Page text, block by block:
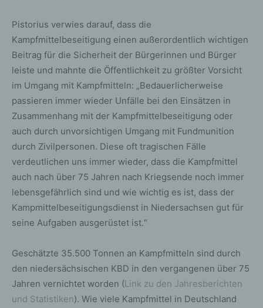
Pistorius verwies darauf, dass die
Kampfmittelbeseitigung einen außerordentlich wichtigen
Beitrag für die Sicherheit der Bürgerinnen und Bürger
leiste und mahnte die Öffentlichkeit zu größter Vorsicht
im Umgang mit Kampfmitteln: „Bedauerlicherweise
passieren immer wieder Unfälle bei den Einsätzen in
Zusammenhang mit der Kampfmittelbeseitigung oder
auch durch unvorsichtigen Umgang mit Fundmunition
durch Zivilpersonen. Diese oft tragischen Fälle
verdeutlichen uns immer wieder, dass die Kampfmittel
auch nach über 75 Jahren nach Kriegsende noch immer
lebensgefährlich sind und wie wichtig es ist, dass der
Kampmittelbeseitigungsdienst in Niedersachsen gut für
seine Aufgaben ausgerüstet ist.“
Geschätzte 35.500 Tonnen an Kampfmitteln sind durch
den niedersächsischen KBD in den vergangenen über 75
Jahren vernichtet worden (Link zu den Jahresberichten
und Statistiken). Wie viele Kampfmittel in Deutschland